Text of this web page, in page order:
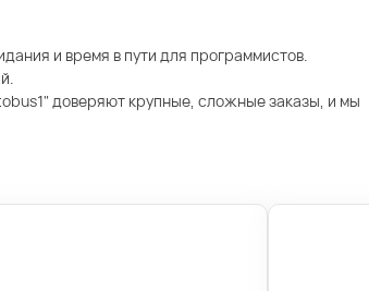
и время в пути для программистов.
доверяют крупные, сложные заказы, и мы